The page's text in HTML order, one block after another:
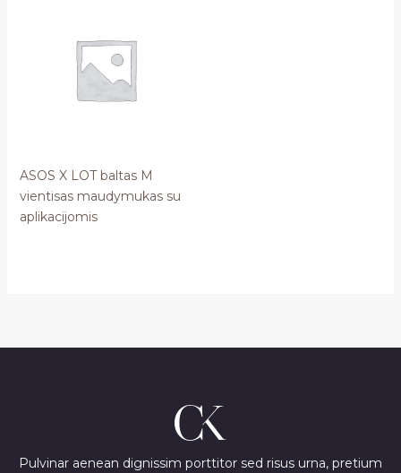
ASOS X LOT baltas M
vientisas maudymukas su
aplikacijomis
Pulvinar aenean dignissim porttitor sed risus urna, pretium